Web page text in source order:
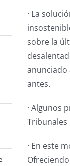
· La
sobre la
anunciado
antes.
· Algunos
Tribunales
· En este